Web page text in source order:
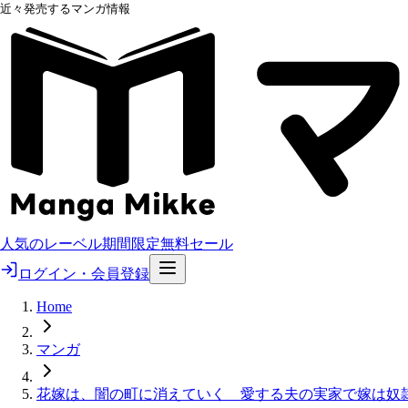
近々発売するマンガ情報
人気のレーベル期間限定無料セール
ログイン・会員登録
Home
マンガ
花嫁は、闇の町に消えていく 愛する夫の実家で嫁は奴